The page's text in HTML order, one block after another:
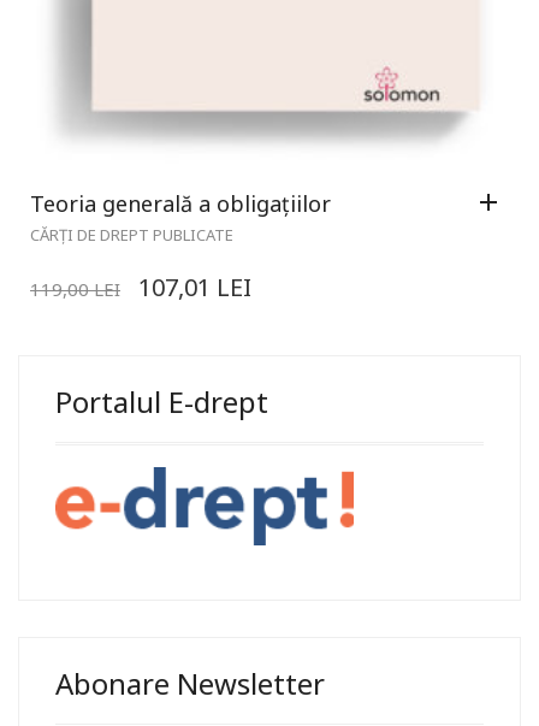
Teoria generală a obligațiilor
CĂRȚI DE DREPT PUBLICATE
119,00LEI 107,01 LEI
Portalul E-drept
Abonare Newsletter